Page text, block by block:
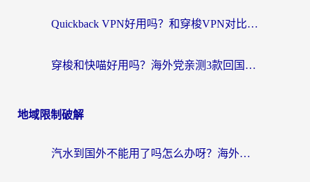
Quickback VPN好用吗？和穿梭VPN对比哪个回国效果更好？海外党必看的真实测评与选择指南
穿梭和快喵好用吗？海外党亲测3款回国加速器，附日本回国VPN避坑指南
地域限制破解
汽水到国外不能用了吗怎么办呀？海外党追剧看片的救星在这里！